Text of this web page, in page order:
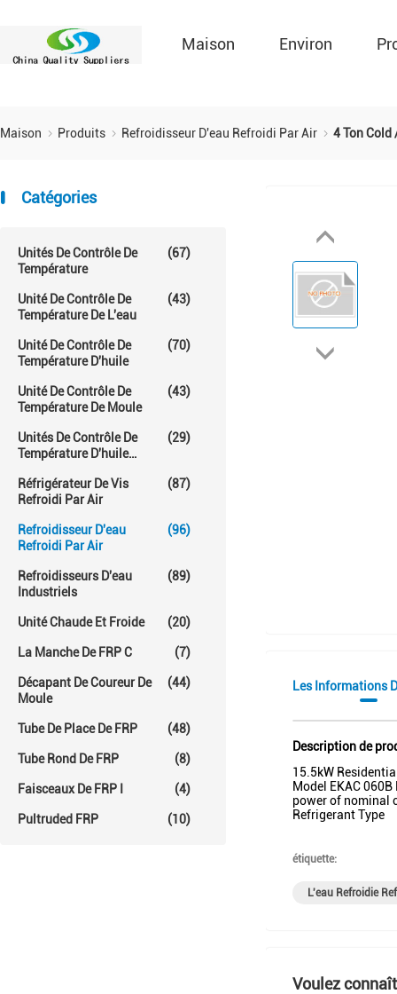
Maison Environ
Maison Produits Refroidisseur D'eau Refroidi Par Air 4 Ton
Catégories
Unités De Contrôle De
Température
(67)
Unité De Contrôle De
Température De L'eau
(43)
Unité De Contrôle De
Température D'huile
(70)
Unité De Contrôle De
Température De Moule
(43)
Unités De Contrôle De
Température D'huile
(29)
Réfrigérateur De Vis
Refroidi Par Air
(87)
Refroidisseur D'eau
Refroidi Par Air
(96)
Refroidisseurs D'eau
Industriels
(89)
Unité Chaude Et Froide (20)
La Manche De FRP C (7)
Décapant De Coureur De
Moule
(44)
Tube De Place De FRP (48)
Tube Rond De FRP (8)
Faisceaux De FRP I (4)
Pultruded FRP (10)
Les Informations
Description de
15.5kW
Model EKAC
power of nominal
Refrigerant
étiquette:
L'eau Refroidie
Voulez